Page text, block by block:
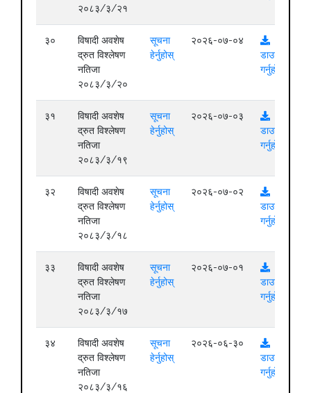
२०८३/३/२१
३०
विषादी अवशेष
द्रुत विश्लेषण
नतिजा
२०८३/३/२०
सूचना
हेर्नुहोस्
२०२६-०७-०४
डाउनलोड
गर्नुहोस्
३१
विषादी अवशेष
द्रुत विश्लेषण
नतिजा
२०८३/३/१९
सूचना
हेर्नुहोस्
२०२६-०७-०३
डाउनलोड
गर्नुहोस्
३२
विषादी अवशेष
द्रुत विश्लेषण
नतिजा
२०८३/३/१८
सूचना
हेर्नुहोस्
२०२६-०७-०२
डाउनलोड
गर्नुहोस्
३३
विषादी अवशेष
द्रुत विश्लेषण
नतिजा
२०८३/३/१७
सूचना
हेर्नुहोस्
२०२६-०७-०१
डाउनलोड
गर्नुहोस्
३४
विषादी अवशेष
द्रुत विश्लेषण
नतिजा
२०८३/३/१६
सूचना
हेर्नुहोस्
२०२६-०६-३०
डाउनलोड
गर्नुहोस्